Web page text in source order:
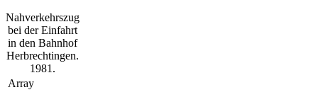
Nahverkehrszug
bei der Einfahrt
in den Bahnhof
Herbrechtingen.
1981.
Array